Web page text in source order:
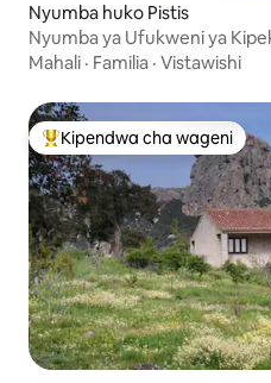
Nyumba huko Pistis
Nyumba ya Ufukweni ya
Mahali · Familia · Vistawishi
Kipendwa maarufu cha
Kipendwa cha wageni